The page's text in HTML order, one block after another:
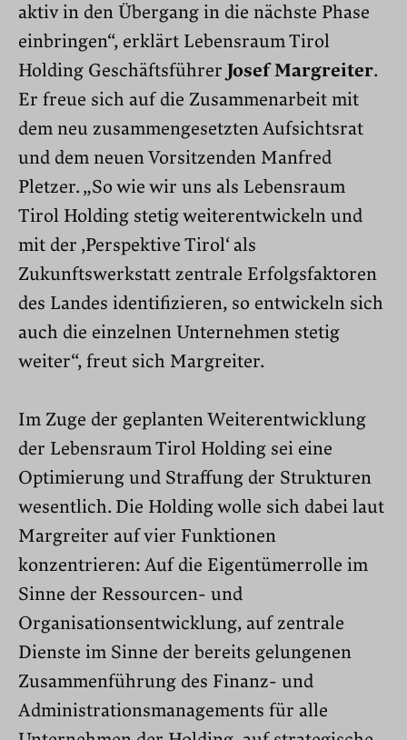
aktiv in den Übergang in die nächste Phase
einbringen“, erklärt Lebensraum Tirol
Holding Geschäftsführer Josef Margreiter.
Er freue sich auf die Zusammenarbeit mit
dem neu zusammengesetzten Aufsichtsrat
und dem neuen Vorsitzenden Manfred
Pletzer. „So wie wir uns als Lebensraum
Tirol Holding stetig weiterentwickeln und
mit der ‚Perspektive Tirol‘ als
Zukunftswerkstatt zentrale Erfolgsfaktoren
des Landes identifizieren, so entwickeln sich
auch die einzelnen Unternehmen stetig
weiter“, freut sich Margreiter.
Im Zuge der geplanten Weiterentwicklung
der Lebensraum Tirol Holding sei eine
Optimierung und Straffung der Strukturen
wesentlich. Die Holding wolle sich dabei laut
Margreiter auf vier Funktionen
konzentrieren: Auf die Eigentümerrolle im
Sinne der Ressourcen- und
Organisationsentwicklung, auf zentrale
Dienste im Sinne der bereits gelungenen
Zusammenführung des Finanz- und
Administrationsmanagements für alle